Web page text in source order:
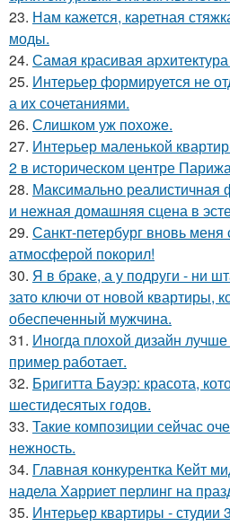
23. Нам кажется, каретная
моды.
24. Самая красивая
25. Интерьер формируется не
а их сочетаниями.
26. Слишком уж похоже.
27. Интерьер маленькой
2 в историческом центре
28. Максимально реалистичная
и нежная домашняя сцена в
29. Санкт-петербург вновь
атмосферой покорил!
30. Я в браке, а у подруги - ни
зато ключи от новой квартиры,
обеспеченный мужчина.
31. Иногда плохой дизайн
пример работает.
32. Бригитта Бауэр: красота,
шестидесятых годов.
33. Такие композиции сейчас
нежность.
34. Главная конкурентка Кейт
надела Харриет перлинг на
35. Интерьер квартиры - студии